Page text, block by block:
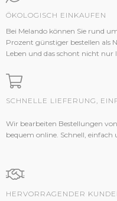
ÖKOLOGISCH EINKAUFEN
Bei Melando können Sie rund
Prozent günstiger bestellen als
Leben und das schont nicht
SCHNELLE LIEFERUNG,
Wir bearbeiten Bestellungen
bequem online. Schnell, einfach
HERVORRAGENDER